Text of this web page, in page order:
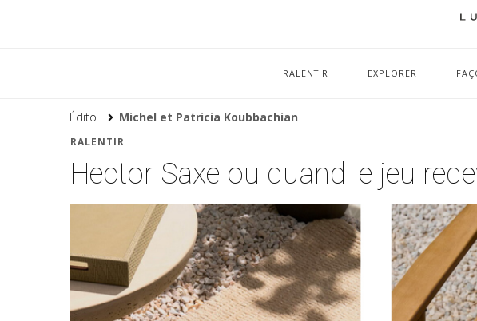
RALENTIR EXPLORER
Édito Michel et Patricia Koubbachian
RALENTIR
Hector Saxe ou quand le jeu